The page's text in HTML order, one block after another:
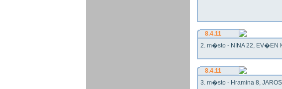
8.4.11
2. m�sto - NINA 22, EV�EN
8.4.11
3. m�sto - Hramina 8,